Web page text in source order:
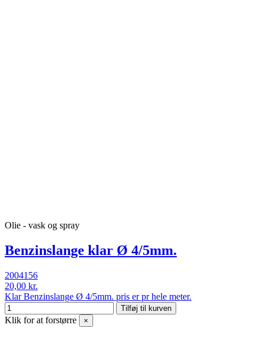
Olie - vask og spray
Benzinslange klar Ø 4/5mm.
2004156
20,00 kr.
Klar Benzinslange Ø 4/5mm. pris er pr hele meter.
Tilføj til kurven
Klik for at forstørre ×